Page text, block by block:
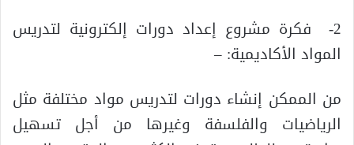
2- فكرة مشروع إعداد دورات إلكترونية لتدريس
المواد الأكاديمية: –
من الممكن إنشاء دورات لتدريس مواد مختلفة مثل
الرياضيات والفلسفة وغيرها من أجل تسهيل